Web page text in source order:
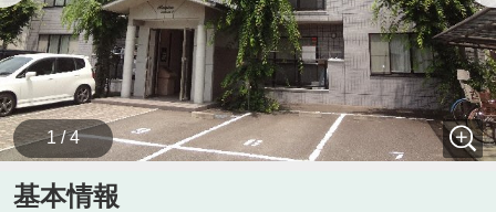
1 / 4
基本情報